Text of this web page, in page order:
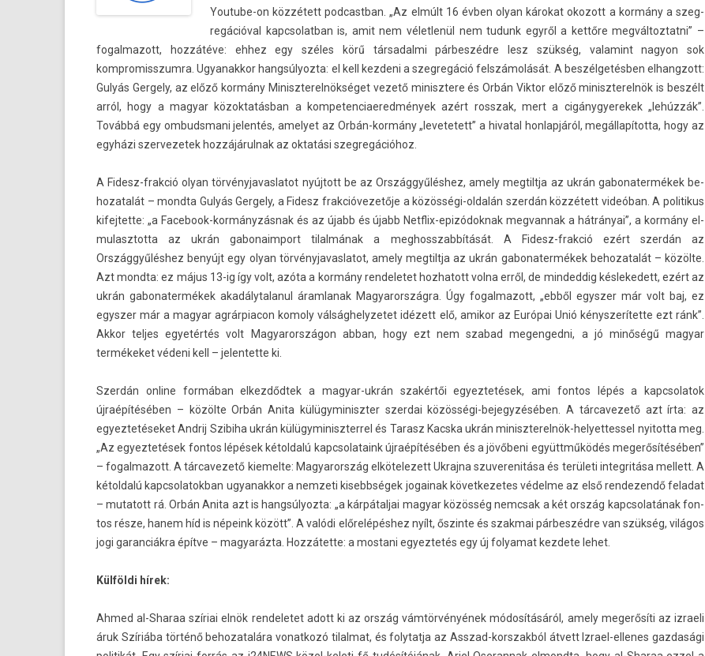
Youtube-on közzétett pod­castban. „Az elmúlt 16 évben olyan károkat okozott a kormány a szeg­
regációv­al kapcsolat­ban is, amit nem vélet­lenül nem tudunk egyről a kettőre meg­változ­tatni” –
fogal­mazott, hozzátéve: ehhez egy széles körű tár­sadal­mi párbeszédre lesz szükség, valamint nagyon sok
kompromisszum­ra. Ugyanak­kor han­gsúlyoz­ta: el kell kez­deni a szeg­regáció felszámolását. A beszélgetésben el­hangzott:
Gulyás Ger­ge­ly, az előző kormány Miniszterel­nökséget vezető minisztere és Orbán Vik­tor előző miniszterel­nök is beszélt
arról, hogy a magyar közok­tatás­ban a kom­peten­ciaered­mények azért rosszak, mert a cigánygyerekek „lehúzzák”.
Továbbá egy om­budsmani jelen­tés, amelyet az Orbán-kormány „levetetett” a hivat­al hon­lapjáról, megállapította, hogy az
egyházi szer­vezetek hoz­zájárul­nak az oktatási szeg­regációhoz.
A Fidesz-frakció olyan tör­vényjavas­latot nyújtott be az Országgyűléshez, amely meg­tiltja az ukrán gabonater­mékek be­
hozatalát – mondta Gulyás Ger­ge­ly, a Fidesz frak­cióvezetője a közösségi-oldalán szerdán közzétett videóban. A politikus
kifej­tette: „a Facebook-kormányzásnak és az újabb és újabb Netflix-epizódoknak meg­vannak a hátrányai”, a kormány el­
mulasztot­ta az ukrán gabonaim­port tilal­mának a meg­hosszab­bítását. A Fidesz-frakció ezért szerdán az
Országgyűléshez benyújt egy olyan tör­vényjavas­latot, amely meg­tiltja az ukrán gabonater­mékek be­hozatalát – közölte.
Azt mondta: ez május 13-ig így volt, azóta a kormány re­ndeletet hoz­hatott volna erről, de min­deddig kés­lekedett, ezért az
ukrán gabonater­mékek akadálytalanul áram­lanak Magyarország­ra. Úgy fogal­mazott, „ebből egysz­er már volt baj, ez
egysz­er már a magyar ag­rárpiacon komo­ly vál­sághelyzetet idézett elő, amikor az Európai Unió kénys­zerítet­te ezt ránk”.
Akkor tel­jes egyetértés volt Magyarországon abban, hogy ezt nem szabad megen­gedni, a jó minőségű magyar
termékeket védeni kell – jelen­tette ki.
Szerdán on­line formában el­kezdőd­tek a magyar-ukrán szakértői egyez­tetések, ami fon­tos lépés a kapcsolatok
újraépítésében – közölte Orbán Anita külügyminiszt­er szer­dai közösségi-bejegyzésében. A tár­cavezető azt írta: az
egyez­tetéseket An­drij Szibiha ukrán külügyminiszter­rel és Tarasz Kacska ukrán miniszterelnök-helyettessel nyitot­ta meg.
„Az egyez­tetések fon­tos lépések kétold­alú kapcsolataink újraépítésében és a jövőbeni együttműködés megerősítésében”
– fogal­mazott. A tár­cavezető kiemel­te: Magyarország el­kötelezett Uk­rajna szuverenitása és területi in­teg­ritása mel­lett. A
kétold­alú kapcsolatok­ban ugyanak­kor a nem­zeti kisebbségek jogainak követ­kezetes védelme az első re­ndezendő feladat
– mutatott rá. Orbán Anita azt is han­gsúlyoz­ta: „a kár­pátal­jai magyar közösség nemcsak a két ország kapcsolatának fon­
tos része, hanem híd is népeink között”. A valódi előrelépéshez nyílt, őszin­te és szak­mai párbeszédre van szükség, világos
jogi garan­ciák­ra építve – magyaráz­ta. Hozzátette: a mos­tani egyez­tetés egy új folyamat kez­dete lehet.
Külföldi hírek:
Ahmed al-Sharaa szíriai elnök re­ndeletet adott ki az ország vámtörvényének módosításáról, amely megerősíti az iz­raeli
áruk Szíriába történő be­hozatalára vonat­kozó tilal­mat, és folytat­ja az Asszad-korszakból átvett Izrael-ellenes gaz­dasági